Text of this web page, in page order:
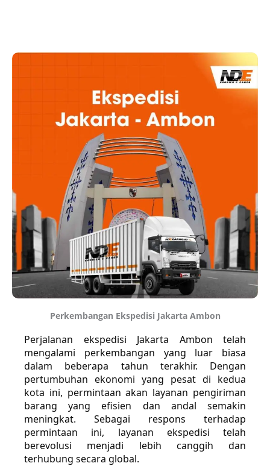
Perkembangan Ekspedisi Jakarta Ambon
Perjalanan ekspedisi Jakarta Ambon telah
mengalami perkembangan yang luar biasa
dalam beberapa tahun terakhir. Dengan
pertumbuhan ekonomi yang pesat di kedua
kota ini, permintaan akan layanan pengiriman
barang yang efisien dan andal semakin
meningkat. Sebagai respons terhadap
permintaan ini, layanan ekspedisi telah
berevolusi menjadi lebih canggih dan
terhubung secara global.